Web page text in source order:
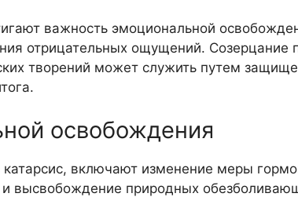
важность эмоциональной
отрицательных ощущений. Созерцание
творений может служить путем
освобождения
включают изменение меры
и высвобождение природных